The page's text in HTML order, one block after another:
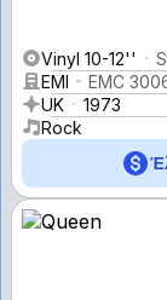
Vinyl 10-12''
EMI
EMC
UK
1973
Rock